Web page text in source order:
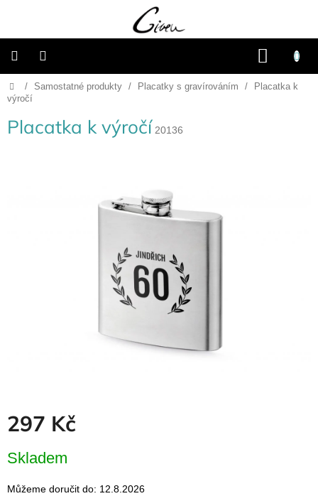
KOŠÍK
Připravené
dárkové
Vánoce
firmy
Valentýn
Domů
/ Samostatné produkty / Placatky s gravírováním /
Placatka k
výročí
Placatka k výročí 20136
297 Kč
cena:
Skladem
Můžeme doručit do: 12.8.2026